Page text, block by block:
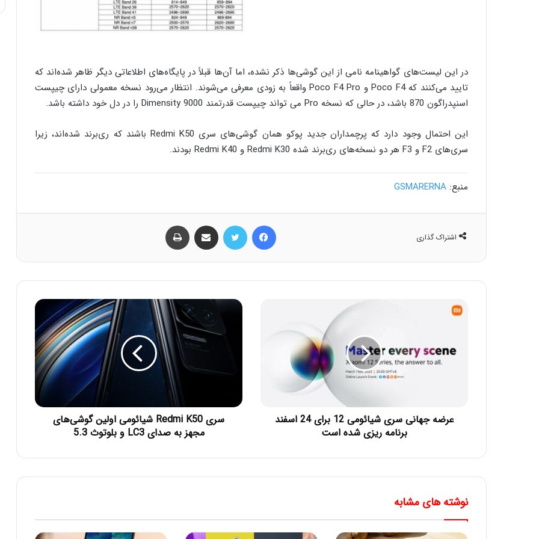
در این لیست‌های گواهینامه نامی از این گوشی‌ها ذکر نشده‌، اما آن‌ها قبلاً در پایگاه‌های اطلاعاتی دیگر ظاهر شده‌اند که
تایید می‌کنند که Poco F4 و Poco F4 Pro واقعاً به زودی معرفی می‌شوند. انتظار می‌رود نسخه معمولی دارای چیپست
اسنپدراگون 870 باشد، در حالی که نسخه Pro می تواند چیپست قدرتمند Dimensity 9000 را در دل خود داشته باشد.
این احتمال وجود دارد که پرچمداران جدید پوکو همان گوشی‌های سری Redmi K50 باشند که ری‌برند شده‌اند، زیرا
سری‌های F2 و F3 هر دو نسخه‌های ری‌برند شده Redmi K30 و Redmi K40 بودند.
منبع: GSMARERNA
اشتراک گذاری
عرضه جهانی سری شیائومی 12 برای 24 اسفند
برنامه ریزی شده است
سری Redmi K50 شیائومی اولین گوشی‌های
مجهز به صدای LC3 و بلوتوث 5.3
نوشته های مشابه